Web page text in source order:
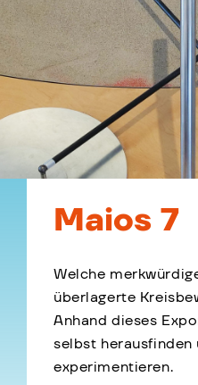
Maios 7
Welche
überlagerte
Anhand dieses
selbst herausfinden
experimentieren.